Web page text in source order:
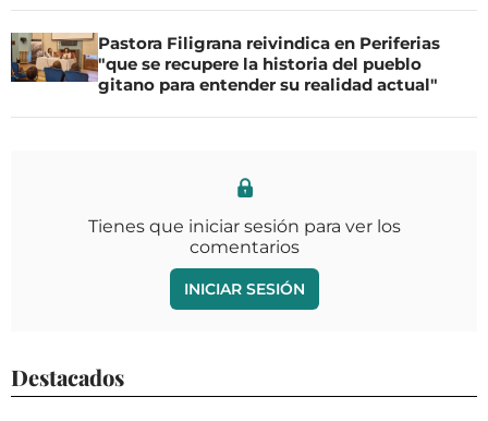
Pastora Filigrana reivindica en Periferias
"que se recupere la historia del pueblo
gitano para entender su realidad actual"
Tienes que iniciar sesión para ver los
comentarios
INICIAR SESIÓN
Destacados